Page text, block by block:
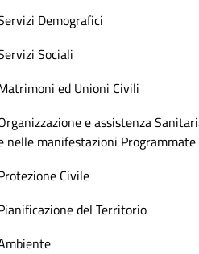
Demografici
Sociali
ed Unioni Civili
e assistenza
nelle manifestazioni Programmate
Civile
del Territorio